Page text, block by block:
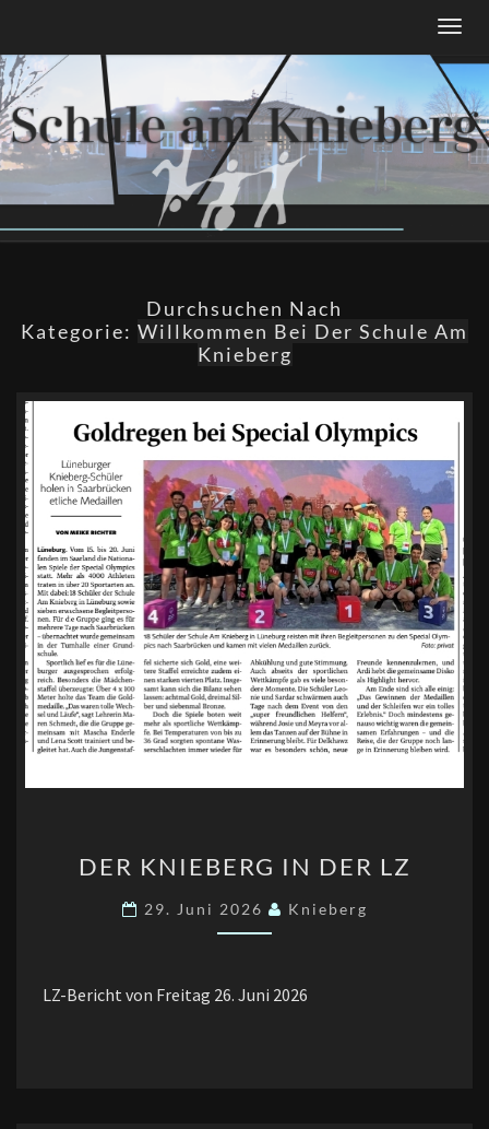
Durchsuchen Nach
Kategorie: Willkommen Bei Der Schule Am
Knieberg
KNIEBERG
IN
DER
DER KNIEBERG IN DER LZ
29. Juni 2026 Knieberg
LZ-Bericht von Freitag 26. Juni 2026